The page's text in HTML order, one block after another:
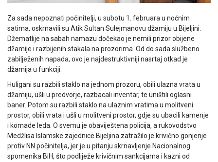
Za sada nepoznati počinitelji, u subotu 1. februara u noćnim
satima, oskrnavili su Atik Sultan Sulejmanovu džamiju u Bijeljini.
Džematlije na sabah namazu dočekao je nemili prizor obijene
džamije i razbijenih stakala na prozorima. Od do sada službeno
zabilježenih napada, ovo je najdestruktivniji nasrtaj otkad je
džamija u funkciji.
Huligani su razbili staklo na jednom prozoru, obili ulazna vrata u
džamiju, ušli u predvorje, razbacali inventar, te uništili oglasni
baner. Potom su razbili staklo na ulaznim vratima u molitveni
prostor, obili vrata i ušli u molitveni prostor, gdje su ubacili kamenje
i komade leda. O svemu je obaviještena policija, a rukovodstvo
Medžlisa Islamske zajednice Bijeljina zatražilo je krivično gonjenje
protiv NN počinitelja, jer je u pitanju skrnavljenje Nacionalnog
spomenika BiH, što podliježe krivičnim sankcijama i kazni od